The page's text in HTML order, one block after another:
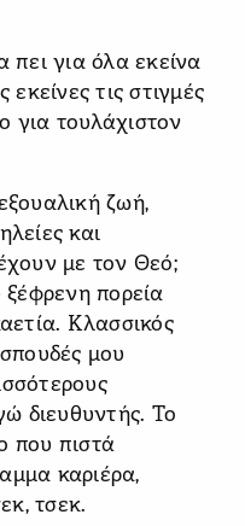
για όλα εκείνα
τις στιγμές
για τουλάχιστον
ζωή,
και
με τον Θεό;
πορεία
Κλασσικός
μου
διευθυντής. Το
που πιστά
καριέρα,
τσεκ.